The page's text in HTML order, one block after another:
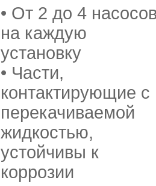
• От 2 до 4
на каждую
установку
• Части,
контактирующие с
перекачиваемой
жидкостью,
устойчивы к
коррозии